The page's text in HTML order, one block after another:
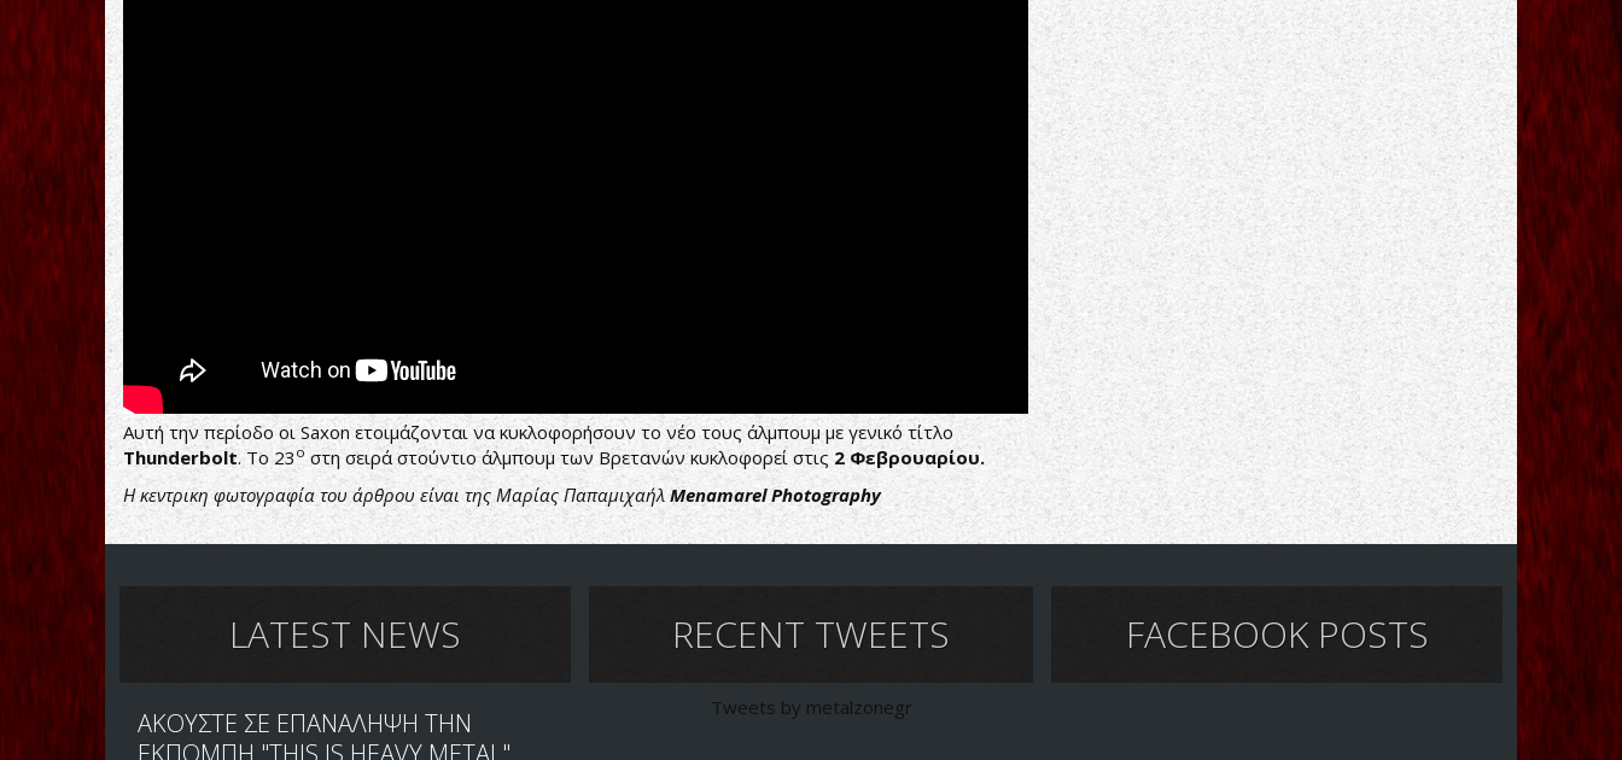
Αυτή την περίοδο οι Saxon ετοιμάζονται να κυκλοφορήσουν το νέο τους άλμπουμ με γενικό τίτλο
Thunderbolt. To 23 ο στη σειρά στούντιο άλμπουμ των Βρετανών κυκλοφορεί στις 2 Φεβρουαρίου.
Η κεντρικη φωτογραφία του άρθρου είναι της Μαρίας ΠαπαμιχαήλMenamarel Photography
LATEST NEWS
ΑΚΟΥΣΤΕ ΣΕ ΕΠΑΝΑΛΗΨΗ ΤΗΝ
ΕΚΠΟΜΠΗ "THIS IS HEAVY METAL"
RECENT TWEETS
Tweets by metalzonegr
FACEBOOK POSTS